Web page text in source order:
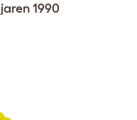
jaren 1990